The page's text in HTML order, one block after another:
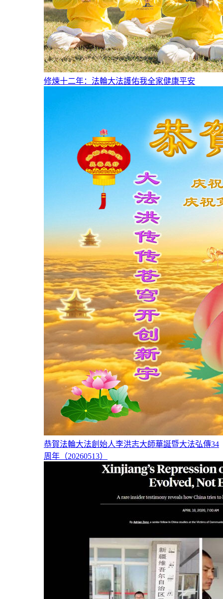
修煉十二年：法輪大法護佑我全家健康平安
恭賀法輪大法創始人李洪志大師華誕暨大法弘傳34
周年（20260513）